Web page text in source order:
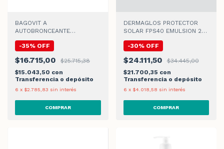
BAGOVIT A
AUTOBRONCEANTE
200ml
-35% OFF
$16.715,00
$25.715,38
$15.043,50 con
Transferencia o depósito
6 x $2.785,83 sin interés
DERMAGLOS PROTECTOR
SOLAR FPS40 EMULSION 250
-30% OFF
$24.111,50
$34.445,00
$21.700,35 con
Transferencia o depósito
6 x $4.018,58 sin interés